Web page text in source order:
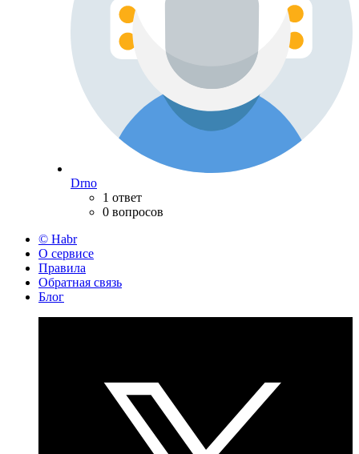
Drno
1 ответ
0 вопросов
© Habr
О сервисе
Правила
Обратная связь
Блог